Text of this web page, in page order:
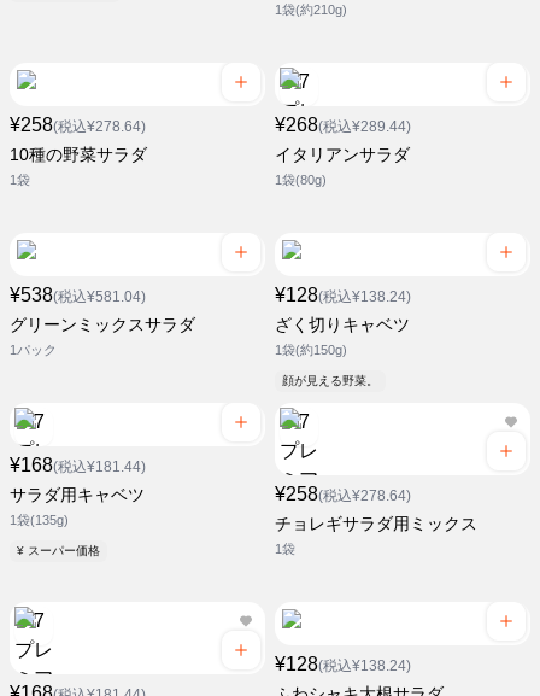
1袋(約210g)
¥258(税込¥278.64)
10種の野菜サラダ
1袋
¥268(税込¥289.44)
イタリアンサラダ
1袋(80g)
¥538(税込¥581.04)
グリーンミックスサラダ
1パック
¥128(税込¥138.24)
ざく切りキャベツ
1袋(約150g)
顔が見える野菜。
¥168(税込¥181.44)
サラダ用キャベツ
1袋(135g)
¥ スーパー価格
¥258(税込¥278.64)
チョレギサラダ用ミックス
1袋
¥128(税込¥138.24)